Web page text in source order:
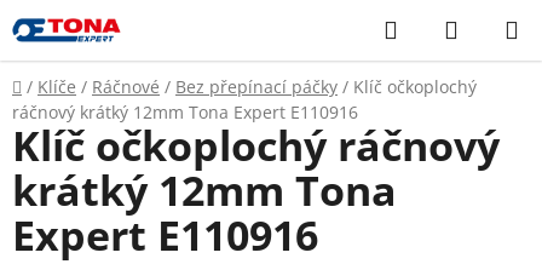
Přejít
na
obsah
Hledat
KOŠÍK
Domů
/ Klíče / Ráčnové / Bez přepínací páčky / Klíč očkoplochý
ráčnový krátký 12mm Tona Expert E110916
Klíč očkoplochý ráčnový
krátký 12mm Tona
Expert E110916